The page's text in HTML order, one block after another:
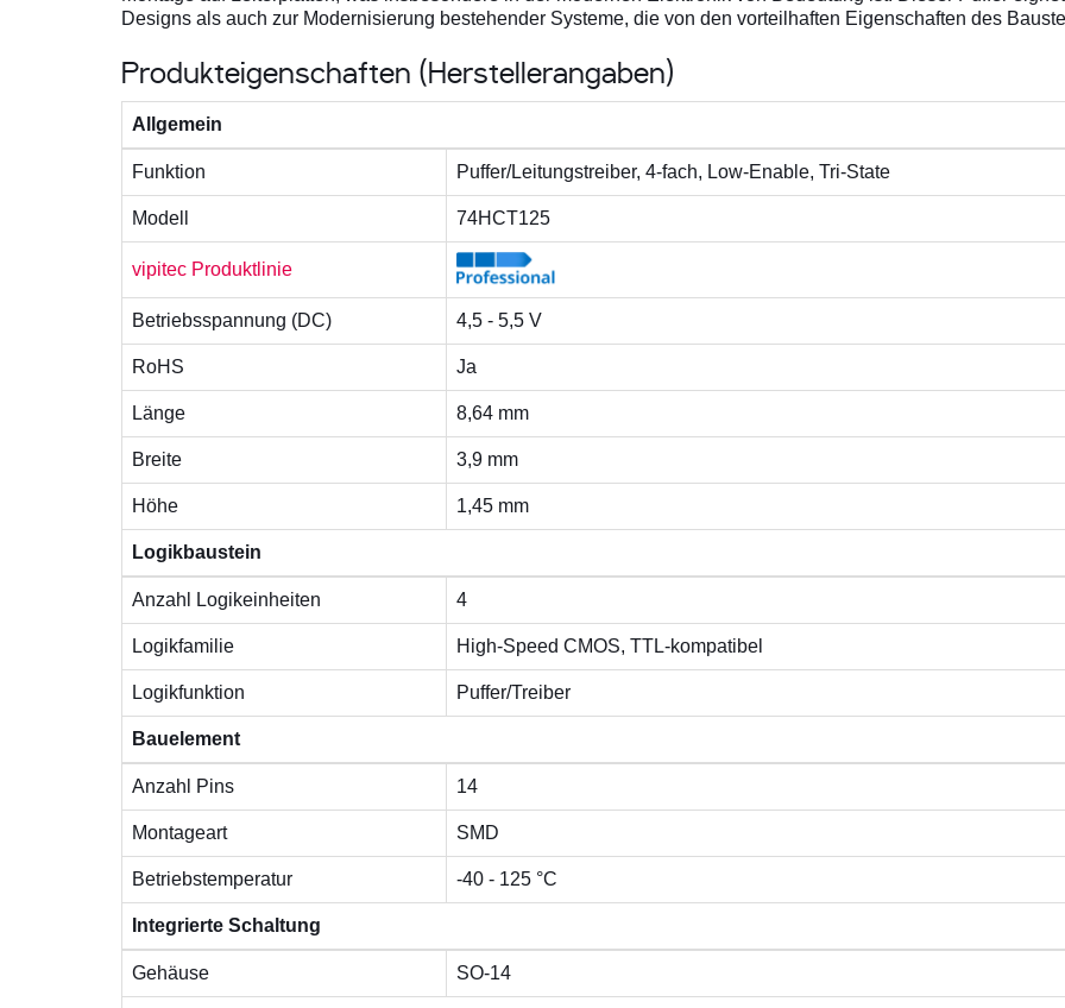
Designs als auch zur Modernisierung bestehender Systeme, die von den vorteilhaften Eigenschaften des
Produkteigenschaften (Herstellerangaben)
Allgemein
Funktion Puffer/Leitungs­treiber, 4-fach, Low-Enable, Tri-State
Modell 74HCT125
vipitec Produktlinie
Betriebsspannung (DC) 4,5 - 5,5 V
RoHS Ja
Länge 8,64 mm
Breite 3,9 mm
Höhe 1,45 mm
Logikbaustein
Anzahl Logikeinheiten 4
Logikfamilie High-Speed CMOS, TTL-kompatibel
Logikfunktion Puffer/Treiber
Bauelement
Anzahl Pins 14
Montageart SMD
Betriebstemperatur -40 - 125 °C
Integrierte Schaltung
Gehäuse SO-14